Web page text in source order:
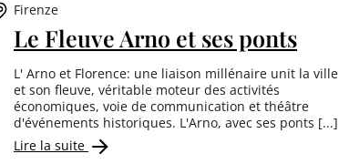
Firenze
Le Fleuve Arno et ses ponts
L' Arno et Florence: une liaison millénaire unit la ville
et son fleuve, véritable moteur des activités
économiques, voie de communication et théâtre
d'événements historiques. L'Arno, avec ses ponts [...]
Lire la suite